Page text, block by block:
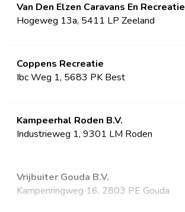
Van Den Elzen Caravans En Recreatie
Hogeweg 13a, 5411 LP Zeeland
Coppens Recreatie
Ibc Weg 1, 5683 PK Best
Kampeerhal Roden B.V.
Industrieweg 1, 9301 LM Roden
Vrijbuiter Gouda B.V.
Kampenringweg 16, 2803 PE Gouda